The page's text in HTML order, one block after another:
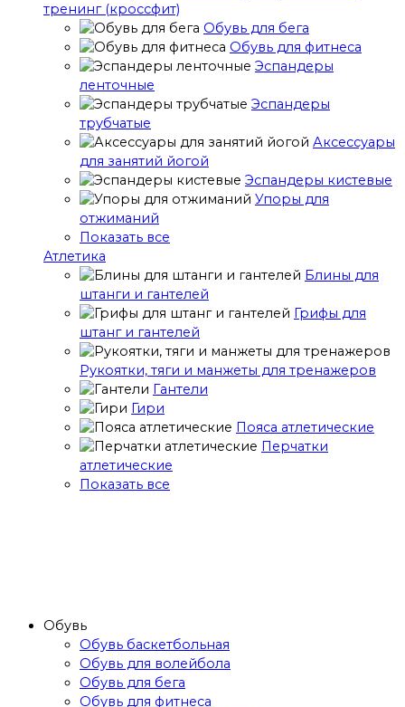
тренинг (кроссфит)
Обувь для бега
Обувь для фитнеса
Эспандеры
ленточные
Эспандеры
трубчатые
Аксессуары
для занятий йогой
Эспандеры кистевые
Упоры для
отжиманий
Показать все
Атлетика
Блины для
штанги и гантелей
Грифы для
штанг и гантелей
Рукоятки, тяги и манжеты для тренажеров
Гантели
Гири
Пояса атлетические
Перчатки
атлетические
Показать все
Обувь
Обувь баскетбольная
Обувь для волейбола
Обувь для бега
Обувь для фитнеса